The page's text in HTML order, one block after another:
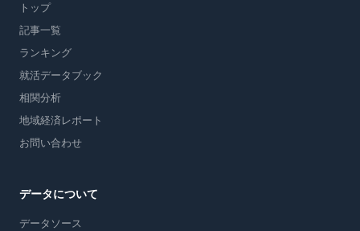
トップ
記事一覧
ランキング
就活データブック
相関分析
地域経済レポート
お問い合わせ
データについて
データソース